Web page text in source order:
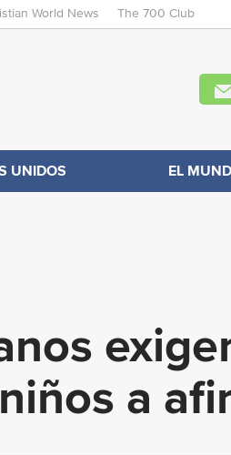
Skip
World News The 700 Club
UNIDOS EL
a